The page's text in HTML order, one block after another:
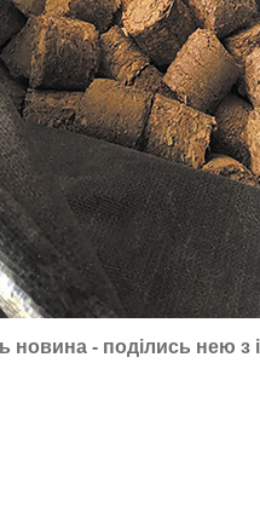
новина - поділись нею з